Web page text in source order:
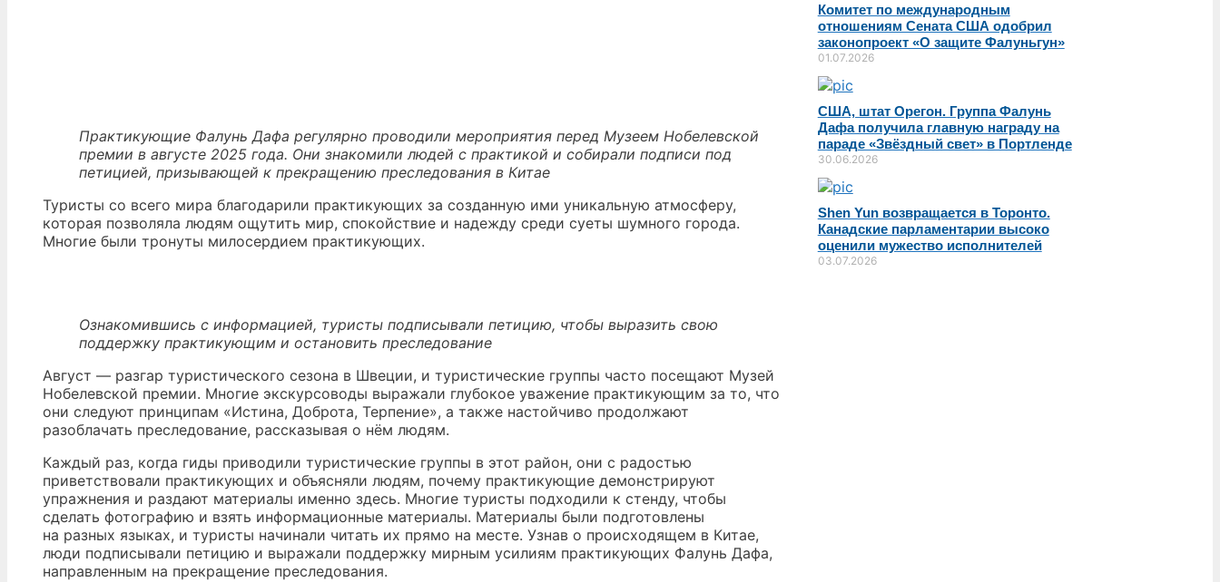
Практикующие Фалунь Дафа регулярно проводили мероприятия перед Музеем Нобелевской
премии в августе 2025 года. Они знакомили людей с практикой и собирали подписи под
петицией, призывающей к прекращению преследования в Китае
Туристы со всего мира благодарили практикующих за созданную ими уникальную атмосферу,
которая позволяла людям ощутить мир, спокойствие и надежду среди суеты шумного города.
Многие были тронуты милосердием практикующих.
Ознакомившись с информацией, туристы подписывали петицию, чтобы выразить свою
поддержку практикующим и остановить преследование
Август — разгар туристического сезона в Швеции, и туристические группы часто посещают Музей
Нобелевской премии. Многие экскурсоводы выражали глубокое уважение практикующим за то, что
они следуют принципам «Истина, Доброта, Терпение», а также настойчиво продолжают
разоблачать преследование, рассказывая о нём людям.
Каждый раз, когда гиды приводили туристические группы в этот район, они с радостью
приветствовали практикующих и объясняли людям, почему практикующие демонстрируют
упражнения и раздают материалы именно здесь. Многие туристы подходили к стенду, чтобы
сделать фотографию и взять информационные материалы. Материалы были подготовлены
на разных языках, и туристы начинали читать их прямо на месте. Узнав о происходящем в Китае,
люди подписывали петицию и выражали поддержку мирным усилиям практикующих Фалунь Дафа,
направленным на прекращение преследования.
Комитет по международным
отношениям Сената США одобрил
законопроект «О защите Фалуньгун»
01.07.2026
США, штат Орегон. Группа Фалунь
Дафа получила главную награду на
параде «Звёздный свет» в Портленде
30.06.2026
Shen Yun возвращается в Торонто.
Канадские парламентарии высоко
оценили мужество исполнителей
03.07.2026